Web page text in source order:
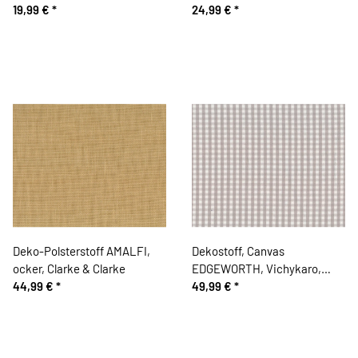
19,99 € * 24,99 € *
Deko-Polsterstoff AMALFI,
ocker, Clarke & Clarke
44,99 € *
Dekostoff, Canvas
EDGEWORTH, Vichykaro,
hellgrau, Clarke & Clarke
49,99 € *